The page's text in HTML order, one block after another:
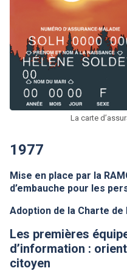
La carte
1977
Mise en place par la
d’embauche pour les
Adoption de la Charte
Les premières
d’information :
citoyen